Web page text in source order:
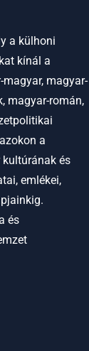
a külhoni
kínál a
magyar, magyar-
magyar-román,
a
kultúrának és
emlékei,
és